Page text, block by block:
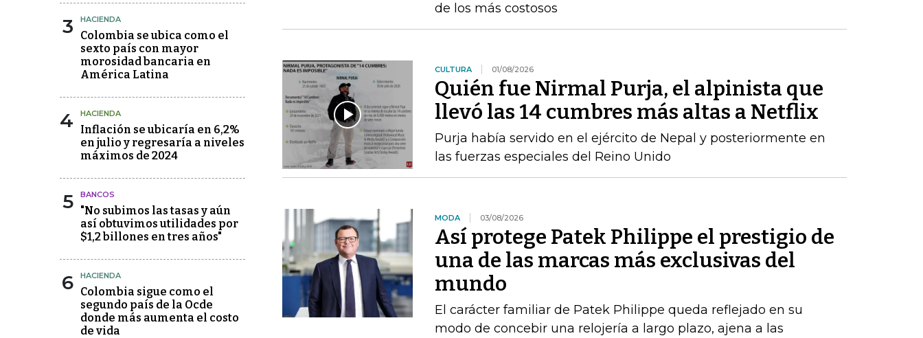
3 HACIENDA
Colombia se ubica como el
sexto país con mayor
morosidad bancaria en
América Latina
4 HACIENDA
Inflación se ubicaría en 6,2%
en julio y regresaría a niveles
máximos de 2024
5 BANCOS
"No subimos las tasas y aún
así obtuvimos utilidades por
$1,2 billones en tres años"
6 HACIENDA
Colombia sigue como el
segundo país de la Ocde
donde más aumenta el costo
de vida
de los más costosos
CULTURA 01/08/2026
Quién fue Nirmal Purja, el alpinista que
llevó las 14 cumbres más altas a Netflix
Purja había servido en el ejército de Nepal y posteriormente en
las fuerzas especiales del Reino Unido
MODA 03/08/2026
Así protege Patek Philippe el prestigio de
una de las marcas más exclusivas del
mundo
El carácter familiar de Patek Philippe queda reflejado en su
modo de concebir una relojería a largo plazo, ajena a las